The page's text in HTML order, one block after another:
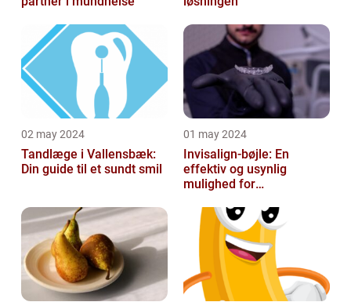
02 may 2024
Tandlæge i Vallensbæk:
Din guide til et sundt smil
01 may 2024
Invisalign-bøjle: En
effektiv og usynlig
mulighed for